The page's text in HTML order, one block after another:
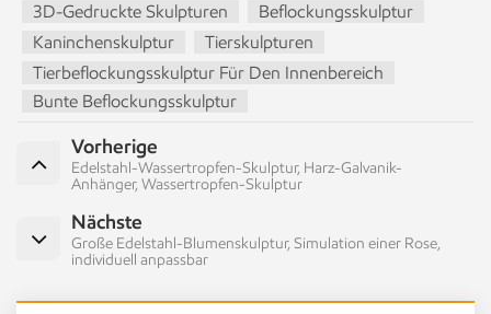
3D-Gedruckte Skulpturen
Beflockungsskulptur
Kaninchenskulptur
Tierskulpturen
Tierbeflockungsskulptur Für Den Innenbereich
Bunte Beflockungsskulptur
Vorherige
Edelstahl-Wassertropfen-Skulptur, Harz-Galvanik-
Anhänger, Wassertropfen-Skulptur
Nächste
Große Edelstahl-Blumenskulptur, Simulation einer Rose,
individuell anpassbar